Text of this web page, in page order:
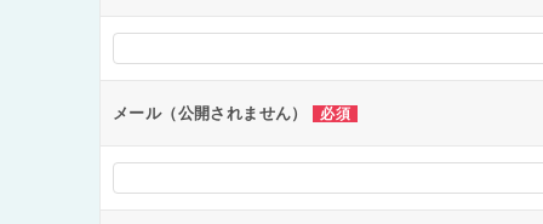
ョ
ン
メール（公開されません） 必須